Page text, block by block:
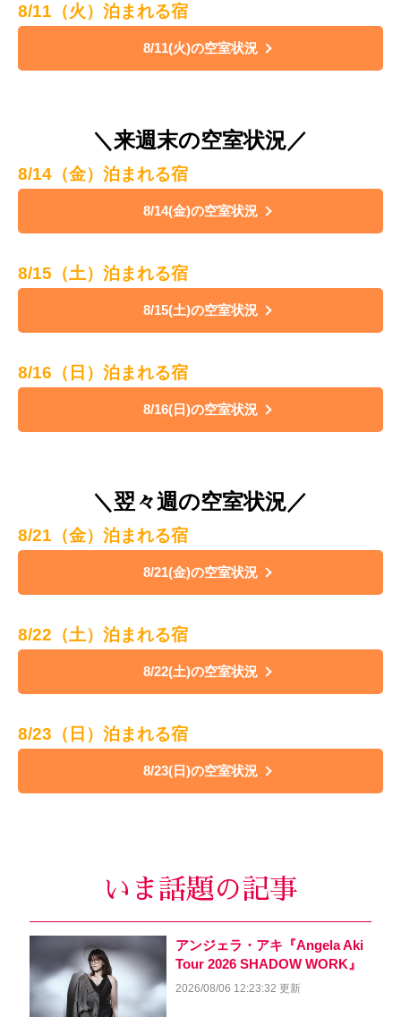
8/11（火）泊まれる宿
8/11(火)の空室状況
＼来週末の空室状況／
8/14（金）泊まれる宿
8/14(金)の空室状況
8/15（土）泊まれる宿
8/15(土)の空室状況
8/16（日）泊まれる宿
8/16(日)の空室状況
＼翌々週の空室状況／
8/21（金）泊まれる宿
8/21(金)の空室状況
8/22（土）泊まれる宿
8/22(土)の空室状況
8/23（日）泊まれる宿
8/23(日)の空室状況
いま話題の記事
アンジェラ・アキ『Angela Aki
Tour 2026 SHADOW WORK』
2026/08/06 12:23:32 更新